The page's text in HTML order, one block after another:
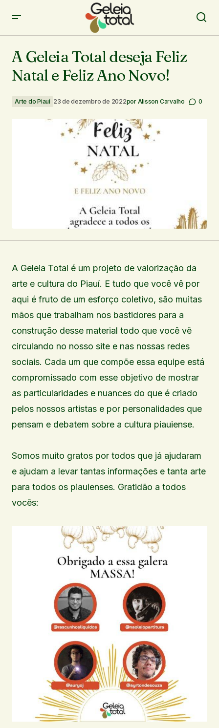
A Geleia Total deseja Feliz
Natal e Feliz Ano Novo!
Arte do Piauí 23 de dezembro de 2022por Alisson Carvalho 0
A Geleia Total é um projeto de valorização da
arte e cultura do Piauí. E tudo que você vê por
aqui é fruto de um esforço coletivo, são muitas
mãos que trabalham nos bastidores para a
construção desse material todo que você vê
circulando no nosso site e nas nossas redes
sociais. Cada um que compõe essa equipe está
compromissado com esse objetivo de mostrar
as particularidades e nuances do que é criado
pelos nossos artistas e por personalidades que
pensam e debatem sobre a cultura piauiense.
Somos muito gratos por todos que já ajudaram
e ajudam a levar tantas informações e tanta arte
para todos os piauienses. Gratidão a todos
vocês: